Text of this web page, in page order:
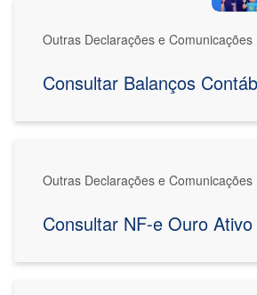
Outras Declarações e Comunicações
Consultar Balanços
Outras Declarações e Comunicações
Consultar NF-e Ouro